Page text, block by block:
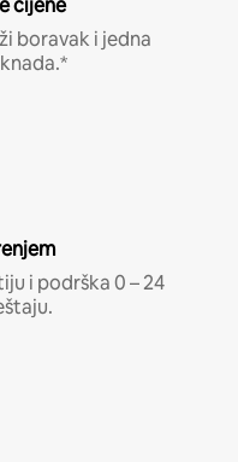
cijene
boravak i jedna
i podrška 0 – 24